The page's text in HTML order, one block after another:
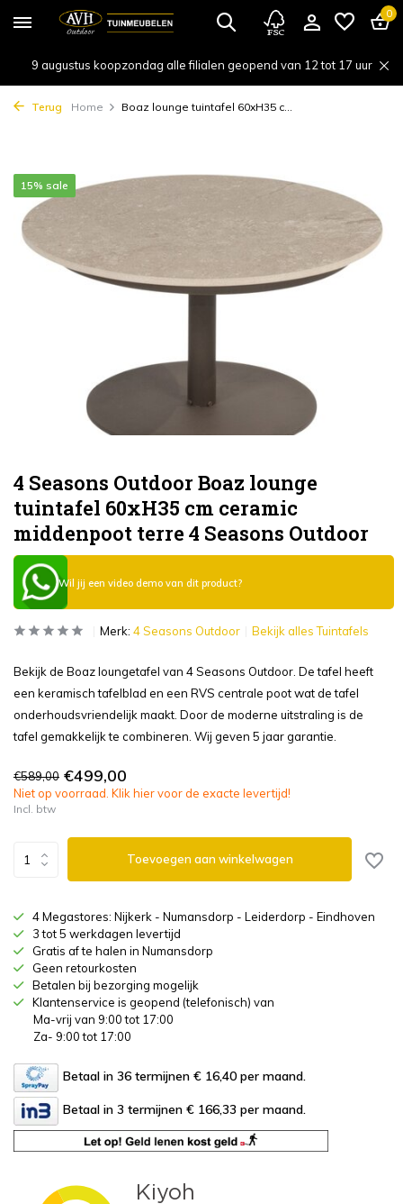
0
9 augustus koopzondag alle filialen geopend van 12 tot 17 uur
Terug Home Boaz lounge tuintafel 60xH35 c...
4 Seasons Outdoor Boaz lounge
tuintafel 60xH35 cm ceramic
middenpoot terre 4 Seasons Outdoor
15% sale
Wil jij een video demo van dit product?
Merk: 4 Seasons Outdoor Bekijk alles Tuintafels
Bekijk de Boaz loungetafel van 4 Seasons Outdoor. De tafel heeft
een keramisch tafelblad en een RVS centrale poot wat de tafel
onderhoudsvriendelijk maakt. Door de moderne uitstraling is de
tafel gemakkelijk te combineren. Wij geven 5 jaar garantie.
€589,00 €499,00
Niet op voorraad. Klik hier voor de exacte levertijd!
Incl. btw
Toevoegen aan winkelwagen
4 Megastores: Nijkerk - Numansdorp - Leiderdorp - Eindhoven
3 tot 5 werkdagen levertijd
Gratis af te halen in Numansdorp
Geen retourkosten
Betalen bij bezorging mogelijk
Klantenservice is geopend (telefonisch) van
Ma-vrij van 9:00 tot 17:00
Za- 9:00 tot 17:00
Betaal in 36 termijnen € 16,40 per maand.
Betaal in 3 termijnen € 166,33 per maand.